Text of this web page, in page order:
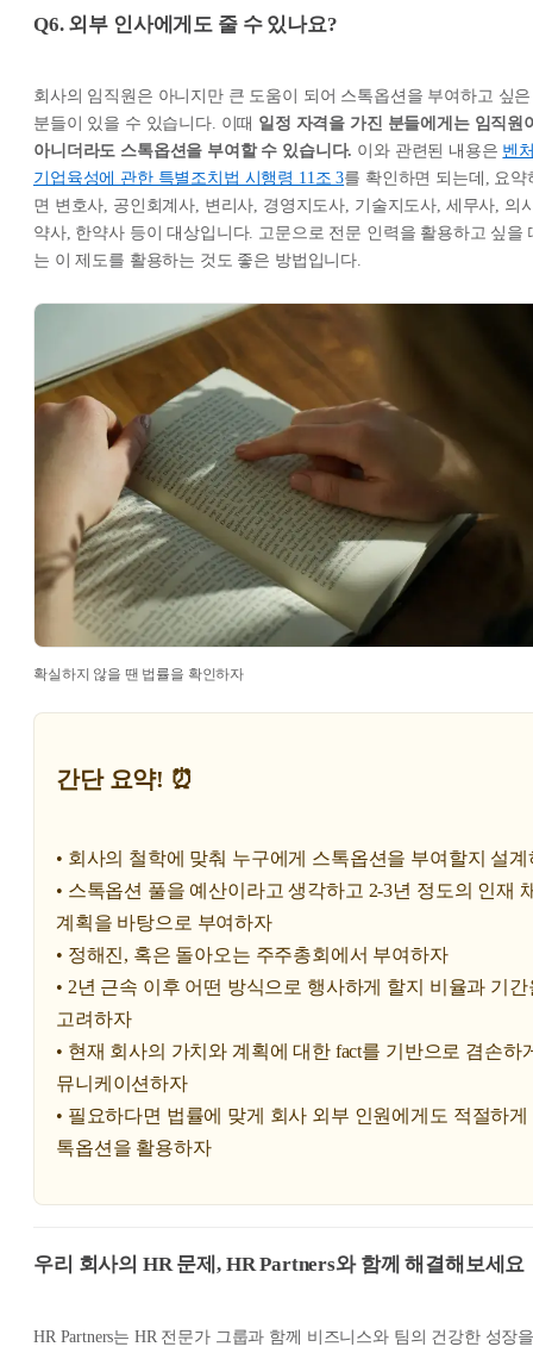
Q6. 외부 인사에게도 줄 수 있나요?
회사의 임직원은 아니지만 큰 도움이 되어 스톡옵션을 부여하고 싶은
분들이 있을 수 있습니다. 이때 일정 자격을 가진 분들에게는 임직원
아니더라도 스톡옵션을 부여할 수 있습니다. 이와 관련된 내용은 벤
기업육성에 관한 특별조치법 시행령 11조 3를 확인하면 되는데, 요약
면 변호사, 공인회계사, 변리사, 경영지도사, 기술지도사, 세무사, 의
약사, 한약사 등이 대상입니다. 고문으로 전문 인력을 활용하고 싶을
는 이 제도를 활용하는 것도 좋은 방법입니다.
확실하지 않을 땐 법률을 확인하자
간단 요약! ⏰
• 회사의 철학에 맞춰 누구에게 스톡옵션을 부여할지 설계
• 스톡옵션 풀을 예산이라고 생각하고 2-3년 정도의 인재
계획을 바탕으로 부여하자
• 정해진, 혹은 돌아오는 주주총회에서 부여하자
• 2년 근속 이후 어떤 방식으로 행사하게 할지 비율과 기간
고려하자
• 현재 회사의 가치와 계획에 대한 fact를 기반으로 겸손하
뮤니케이션하자
• 필요하다면 법률에 맞게 회사 외부 인원에게도 적절하게
톡옵션을 활용하자
우리 회사의 HR 문제, HR Partners와 함께 해결해보세요
HR Partners는 HR 전문가 그룹과 함께 비즈니스와 팀의 건강한 성장